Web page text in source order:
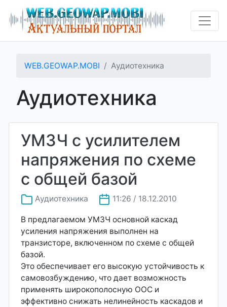
WEB.GEOWAP.MOBI Аудиотехника
Аудиотехника
УМЗЧ с усилителем
напряжения по схеме
с общей базой
Аудиотехника 11:26 / 18.12.2010
В предлагаемом УМЗЧ основной каскад
усиления напряжения выполнен на
транзисторе, включенном по схеме с общей
базой.
Это обеспечивает его высокую устойчивость к
самовозбуждению, что дает возможность
применять широкополосную ООС и
эффективно снижать нелинейность каскадов и